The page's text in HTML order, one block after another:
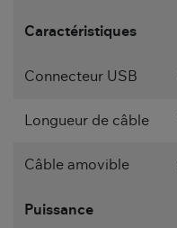
Caractéristiques
Connecteur USB
Longueur de câble
Câble amovible
Puissance